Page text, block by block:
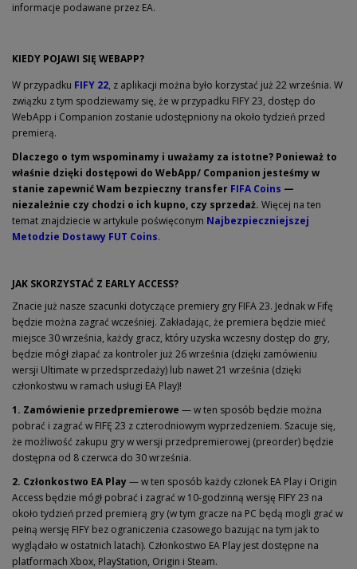
informacje podawane przez EA.
KIEDY POJAWI SIĘ WEBAPP?
W przypadku FIFY 22, z aplikacji można było korzystać już 22 września. W
związku z tym spodziewamy się, że w przypadku FIFY 23, dostęp do
WebApp i Companion zostanie udostępniony na około tydzień przed
premierą.
Dlaczego o tym wspominamy i uważamy za istotne? Ponieważ to
właśnie dzięki dostępowi do WebApp/ Companion jesteśmy w
stanie zapewnić Wam bezpieczny transfer FIFA Coins —
niezależnie czy chodzi o ich kupno, czy sprzedaż. Więcej na ten
temat znajdziecie w artykule poświęconym Najbezpieczniejszej
Metodzie Dostawy FUT Coins.
JAK SKORZYSTAĆ Z EARLY ACCESS?
Znacie już nasze szacunki dotyczące premiery gry FIFA 23. Jednak w Fifę
będzie można zagrać wcześniej. Zakładając, że premiera będzie mieć
miejsce 30 września, każdy gracz, który uzyska wczesny dostęp do gry,
będzie mógł złapać za kontroler już 26 września (dzięki zamówieniu
wersji Ultimate w przedsprzedaży) lub nawet 21 września (dzięki
członkostwu w ramach usługi EA Play)!
1. Zamówienie przedpremierowe — w ten sposób będzie można
pobrać i zagrać w FIFĘ 23 z czterodniowym wyprzedzeniem. Szacuje się,
że możliwość zakupu gry w wersji przedpremierowej (preorder) będzie
dostępna od 8 czerwca do 30 września.
2. Członkostwo EA Play— w ten sposób każdy członek EA Play i Origin
Access będzie mógł pobrać i zagrać w 10-godzinną wersję FIFY 23 na
około tydzień przed premierą gry (w tym gracze na PC będą mogli grać w
pełną wersję FIFY bez ograniczenia czasowego bazując na tym jak to
wyglądało w ostatnich latach). Członkostwo EA Play jest dostępne na
platformach Xbox, PlayStation, Origin i Steam.